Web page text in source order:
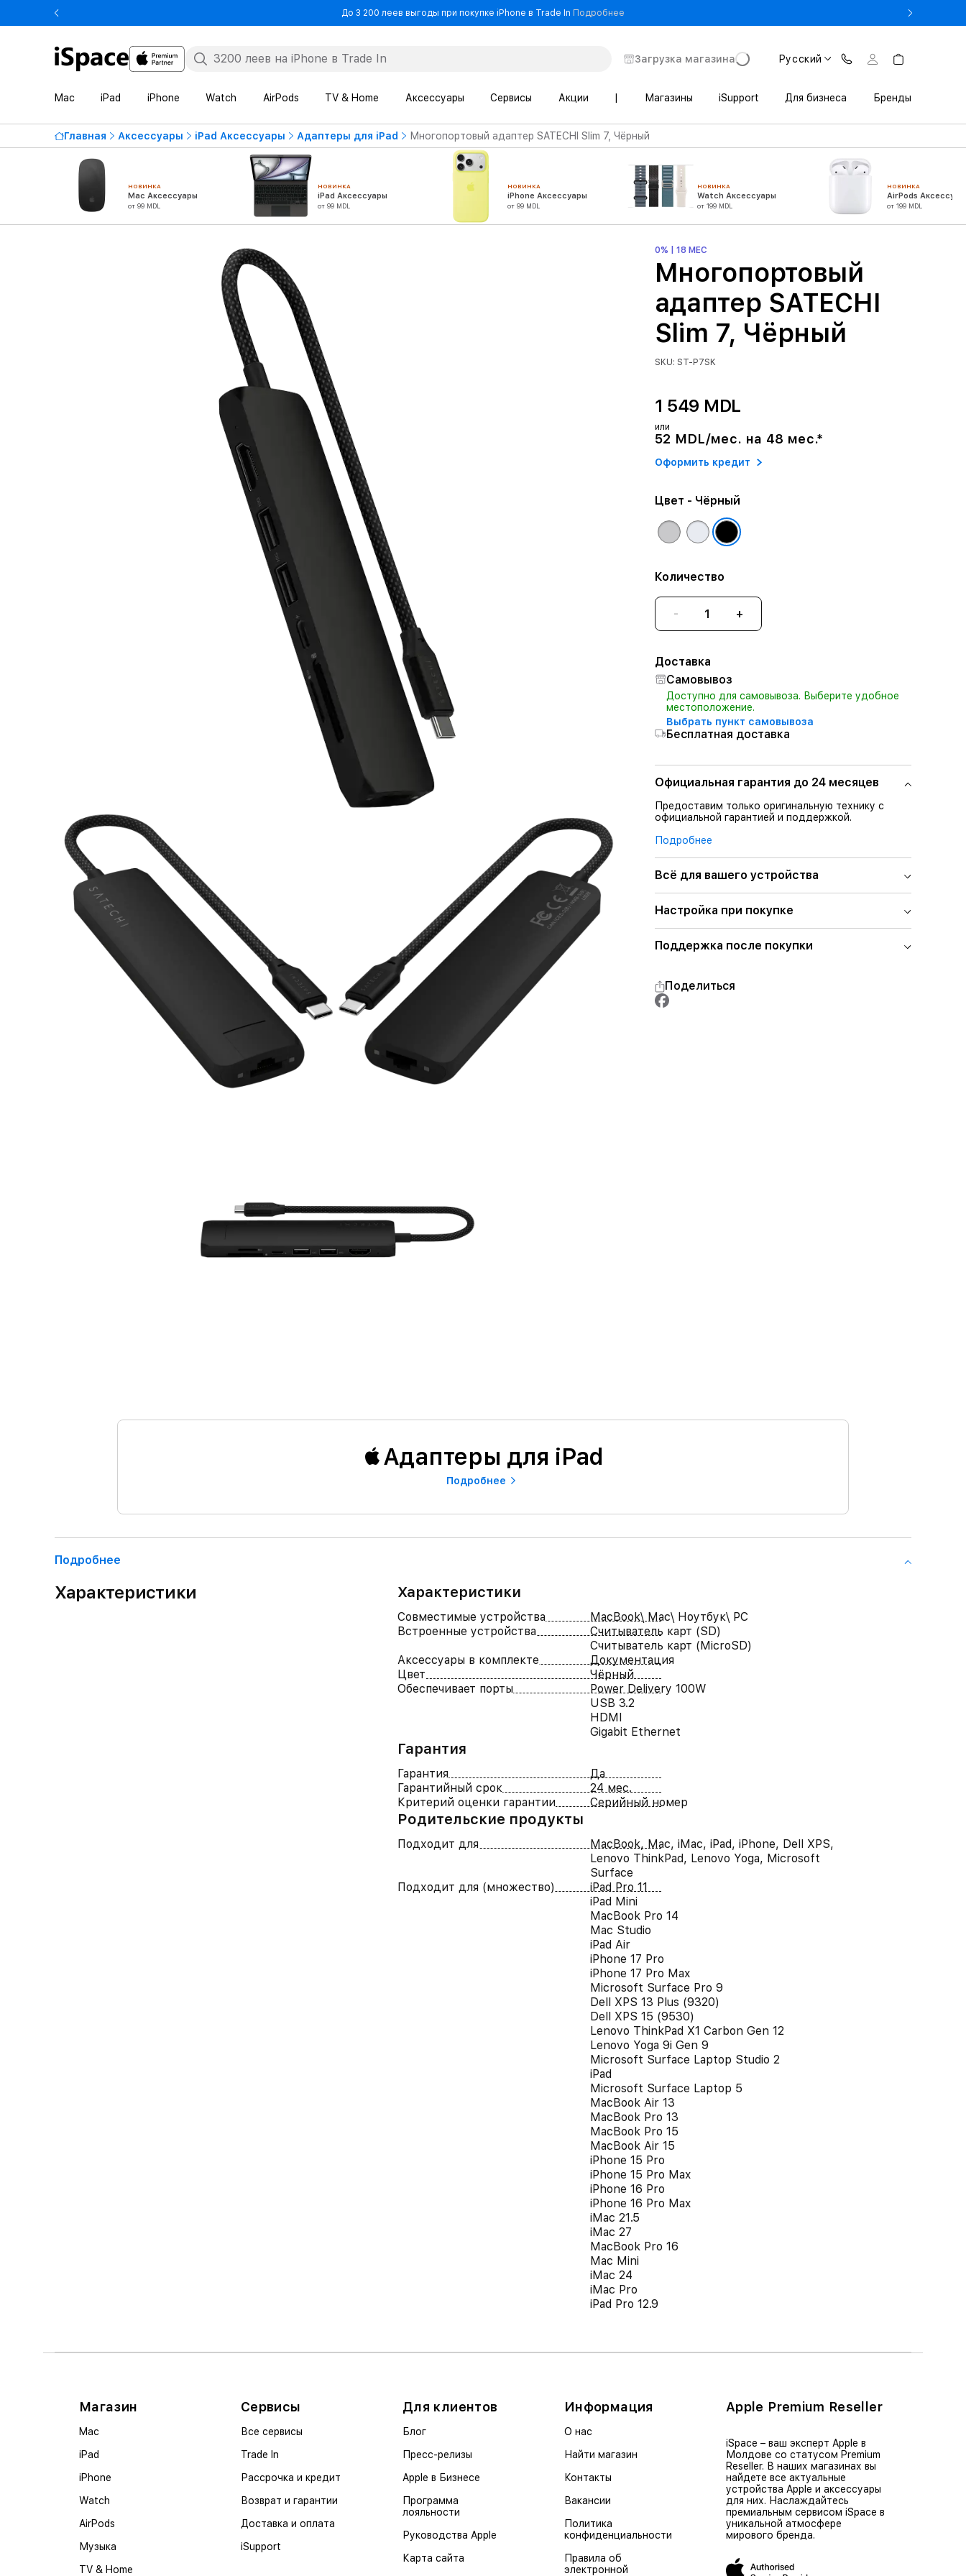
До 3 200 леев выгоды при покупке iPhone в Trade In Подробнее
Загрузка магазина Русский
Mac iPad iPhone Watch AirPods TV & Home Аксессуары Сервисы Акции Магазины iSupport Для бизнеса Бренды
Главная Аксессуары iPad Аксессуары Адаптеры для iPad Многопортовый адаптер SATECHI Slim 7, Чёрный
НОВИНКА
Mac Аксессуары
от 99 MDL
НОВИНКА
iPad Аксессуары
от 99 MDL
НОВИНКА
iPhone Аксессуары
от 99 MDL
НОВИНКА
Watch Аксессуары
от 199 MDL
НОВИНКА
AirPods
от 199 MDL
0% | 18 МЕС
Многопортовый
адаптер SATECHI
Slim 7, Чёрный
SKU: ST-P7SK
1 549 MDL
или
52 MDL/мес. на 48 мес.*
Оформить кредит
Цвет - Чёрный
Количество
- +
Доставка
Самовывоз
Доступно для самовывоза. Выберите удобное
местоположение.
Выбрать пункт самовывоза
Бесплатная доставка
Официальная гарантия до 24 месяцев
Предоставим только оригинальную технику с
официальной гарантией и поддержкой.
Подробнее
Всё для вашего устройства
Настройка при покупке
Поддержка после покупки
Поделиться
Адаптеры для iPad
Подробнее
Подробнее
Характеристики Характеристики
Совместимые устройства
MacBook\ Mac\ Ноутбук\ PC
Встроенные устройства
Считыватель карт (SD)
Считыватель карт (MicroSD)
Аксессуары в комплекте
Документация
Цвет
Чёрный
Обеспечивает порты
Power Delivery 100W
USB 3.2
HDMI
Gigabit Ethernet
Гарантия
Гарантия
Да
Гарантийный срок
24 мес.
Критерий оценки гарантии
Серийный номер
Родительские продукты
Подходит для
MacBook, Mac, iMac, iPad, iPhone, Dell XPS,
Lenovo ThinkPad, Lenovo Yoga, Microsoft
Surface
Подходит для (множество)
iPad Pro 11
iPad Mini
MacBook Pro 14
Mac Studio
iPad Air
iPhone 17 Pro
iPhone 17 Pro Max
Microsoft Surface Pro 9
Dell XPS 13 Plus (9320)
Dell XPS 15 (9530)
Lenovo ThinkPad X1 Carbon Gen 12
Lenovo Yoga 9i Gen 9
Microsoft Surface Laptop Studio 2
iPad
Microsoft Surface Laptop 5
MacBook Air 13
MacBook Pro 13
MacBook Pro 15
MacBook Air 15
iPhone 15 Pro
iPhone 15 Pro Max
iPhone 16 Pro
iPhone 16 Pro Max
iMac 21.5
iMac 27
MacBook Pro 16
Mac Mini
iMac 24
iMac Pro
iPad Pro 12.9
Магазин
Mac
iPad
iPhone
Watch
AirPods
Музыка
TV & Home
Сервисы
Все сервисы
Trade In
Рассрочка и кредит
Возврат и гарантии
Доставка и оплата
iSupport
Для клиентов
Блог
Пресс-релизы
Apple в Бизнесе
Программа
лояльности
Руководства Apple
Карта сайта
Информация
О нас
Найти магазин
Контакты
Вакансии
Политика
конфиденциальности
Правила об
электронной
Apple Premium Reseller
iSpace – ваш эксперт Apple в
Молдове со статусом Premium
Reseller. В наших магазинах вы
найдете все актуальные
устройства Apple и аксессуары
для них. Наслаждайтесь
премиальным сервисом iSpace в
уникальной атмосфере
мирового бренда.